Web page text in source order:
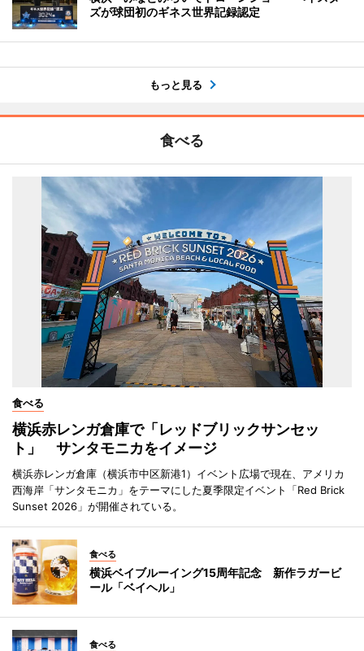
ズが球団初のギネス世界記録認定
もっと見る
食べる
食べる
横浜赤レンガ倉庫で「レッドブリックサンセッ
ト」 サンタモニカをイメージ
横浜赤レンガ倉庫（横浜市中区新港1）イベント広場で現在、アメリカ
西海岸「サンタモニカ」をテーマにした夏季限定イベント「Red Brick
Sunset 2026」が開催されている。
食べる
横浜ベイブルーイング15周年記念 新作ラガービ
ール「ベイヘル」
食べる